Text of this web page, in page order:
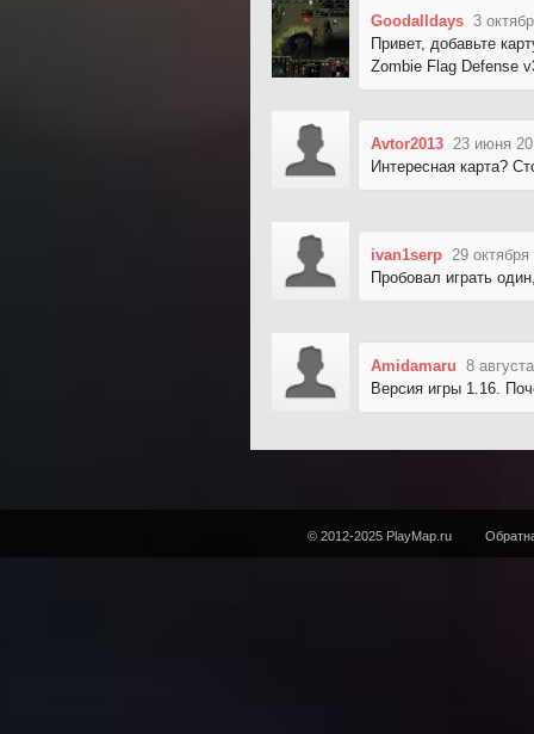
Goodalldays 3
Привет, добавьте
Zombie Flag Defense
Avtor2013 23 июня
Интересная карта?
ivan1serp 29
Пробовал играть
Amidamaru 8
Версия игры 1.16.
© 2012-2025 PlayMap.ru